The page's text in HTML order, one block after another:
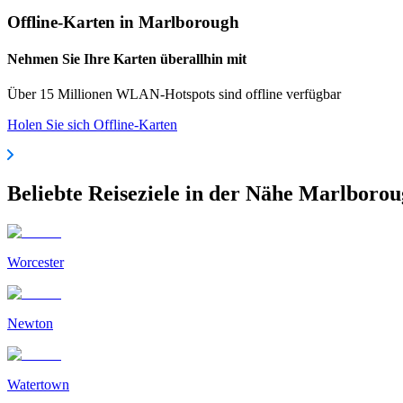
Offline-Karten in Marlborough
Nehmen Sie Ihre Karten überallhin mit
Über 15 Millionen WLAN-Hotspots sind offline verfügbar
Holen Sie sich Offline-Karten
Beliebte Reiseziele in der Nähe
Worcester
Newton
Watertown